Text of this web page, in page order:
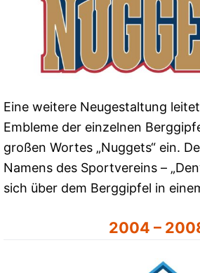
Eine weitere Neugestaltung
Embleme der einzelnen
großen Wortes „Nuggets“ ein.
Namens des Sportvereins –
sich über dem Berggipfel in
2004 –